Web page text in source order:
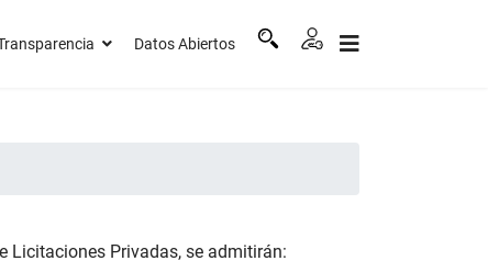
Datos Abiertos
Licitaciones Privadas, se admitirán: